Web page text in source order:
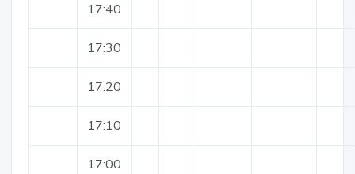
17:40
17:30
17:20
17:10
17:00